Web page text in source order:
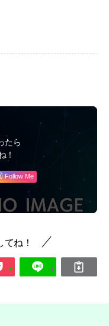
たら
！
Follow Me
ね！